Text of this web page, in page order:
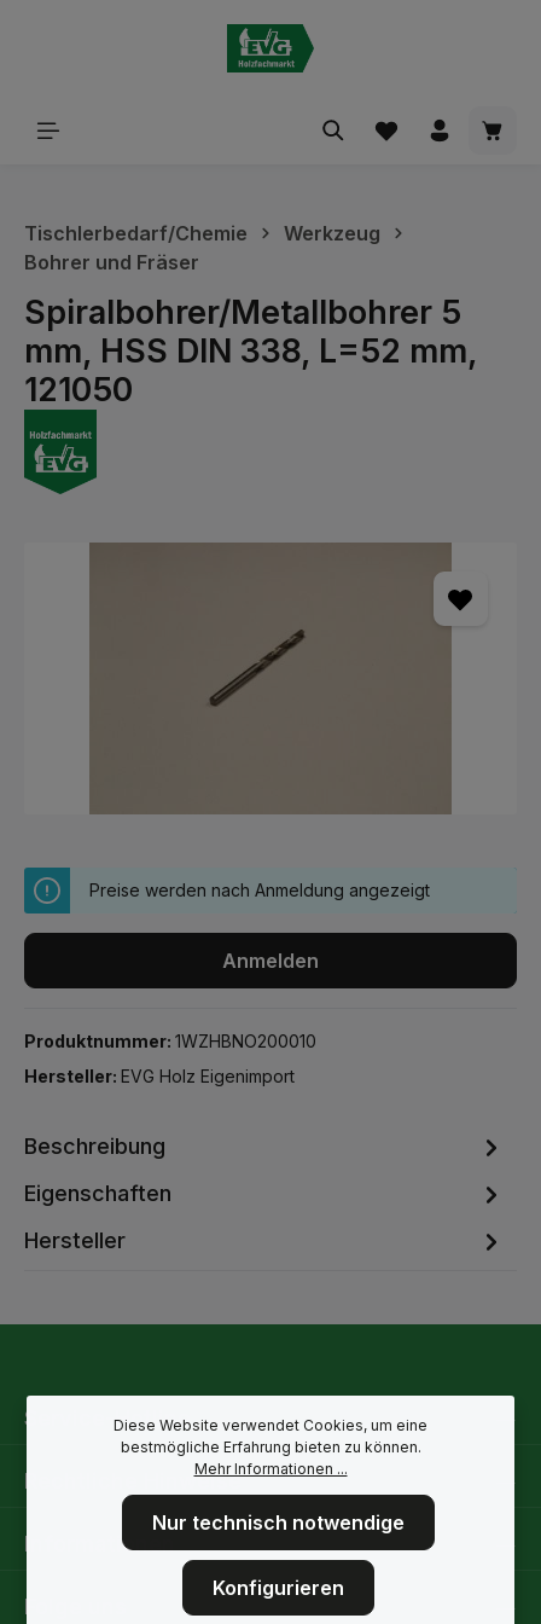
Tischlerbedarf/Chemie
Werkzeug
Bohrer und Fräser
Spiralbohrer/Metallbohrer 5
mm, HSS DIN 338, L=52 mm,
121050
Preise werden nach Anmeldung angezeigt
Anmelden
Produktnummer: 1WZHBNO200010
Hersteller: EVG Holz Eigenimport
Beschreibung
Eigenschaften
Hersteller
Service-Hotline
Rechtliche Hinweise
Informationen
Folge uns
Diese Website verwendet Cookies, um eine
bestmögliche Erfahrung bieten zu können.
Mehr Informationen ...
Nur technisch notwendige
Konfigurieren